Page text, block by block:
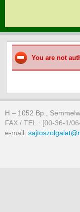
You are not
H – 1052 Bp.,
FAX / TEL.: [00-36-1/
e-mail: